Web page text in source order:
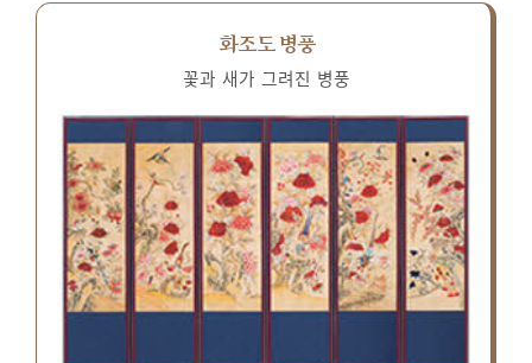
화조도 병풍
꽃과 새가 그려진 병풍